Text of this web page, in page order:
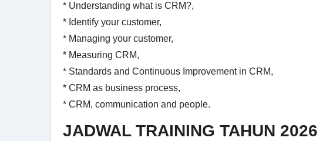
* Understanding what is CRM?,
* Identify your customer,
* Managing your customer,
* Measuring CRM,
* Standards and Continuous Improvement in CRM,
* CRM as business process,
* CRM, communication and people.
JADWAL TRAINING TAHUN 2026